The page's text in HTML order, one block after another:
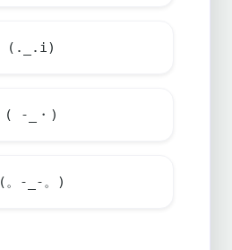
(._.i)
( -_・)
(。-_-。)